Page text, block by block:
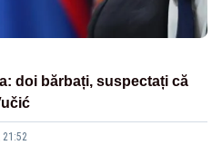
doi bărbați, suspectați că